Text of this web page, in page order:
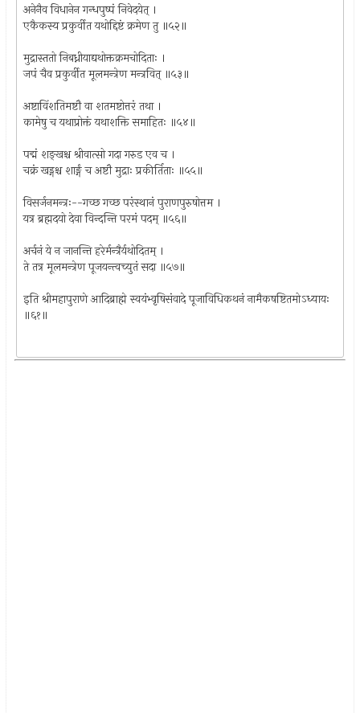
अनेनैव विधानेन गन्धपुष्पं निवेदयेत् ।
एकैकस्य प्रकुर्वीत यथोद्दिष्टं क्रमेण तु ॥५२॥
मुद्रास्ततो निबध्नीयाद्यथोक्तक्रमचोदिताः ।
जपं चैव प्रकुर्वीत मूलमन्त्रेण मन्त्रवित् ॥५३॥
अष्टाविंशतिमष्टौ वा शतमष्टोत्तरं तथा ।
कामेषु च यथाप्रोक्तं यथाशक्ति समाहितः ॥५४॥
पद्मं शङ्खश्च श्रीवात्सो गदा गरुड एव च ।
चक्रं खड्गश्च शार्ङ्गं च अष्टौ मुद्राः प्रकीर्तिताः ॥५५॥
विसर्जनमन्त्रः--गच्छ गच्छ परंस्थानं पुराणपुरुषोत्तम ।
यत्र ब्रह्मदयो देवा विन्दन्ति परमं पदम् ॥५६॥
अर्चनं ये न जानन्ति हरेर्मन्त्रैर्यथोदितम् ।
ते तत्र मूलमन्त्रेण पूजयन्त्वच्युतं सदा ॥५७॥
इति श्रीमहापुराणे आदिब्राह्मे स्वयंभ्वृषिसंवादे पूजाविधिकथनं नामैकषष्टितमोऽध्यायः
॥६१॥